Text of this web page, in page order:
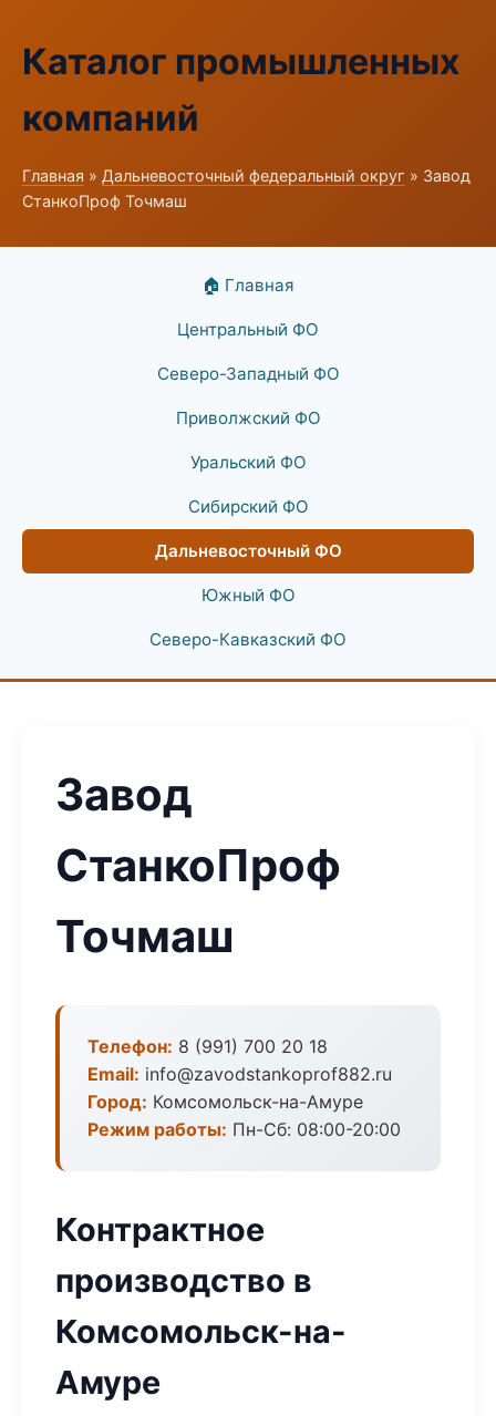
Каталог промышленных
компаний
Главная » Дальневосточный федеральный округ » Завод
СтанкоПроф Точмаш
🏠 Главная
Центральный ФО
Северо-Западный ФО
Приволжский ФО
Уральский ФО
Сибирский ФО
Дальневосточный ФО
Южный ФО
Северо-Кавказский ФО
Завод
СтанкоПроф
Точмаш
Телефон: 8 (991) 700 20 18
Email: info@zavodstankoprof882.ru
Город: Комсомольск-на-Амуре
Режим работы: Пн-Сб: 08:00-20:00
Контрактное
производство в
Комсомольск-на-
Амуре